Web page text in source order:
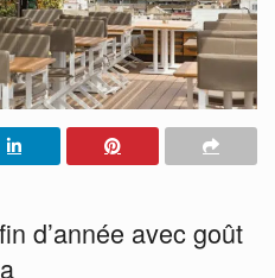
d’année avec goût